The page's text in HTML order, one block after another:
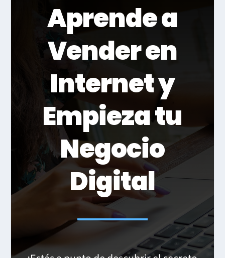
Aprende a
Vender en
Internet y
Empieza tu
Negocio
Digital